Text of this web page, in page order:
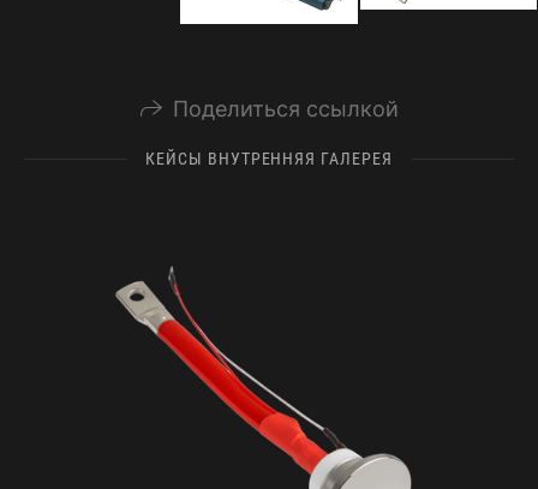
Поделиться ссылкой
КЕЙСЫ ВНУТРЕННЯЯ ГАЛЕРЕЯ